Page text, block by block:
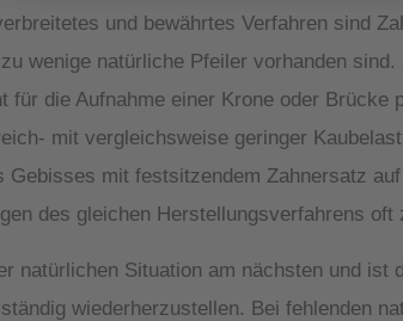
und bewährtes Verfahren sind
wenige natürliche Pfeiler vorhanden
für die Aufnahme einer Krone oder
mit vergleichsweise geringer
mit festsitzendem Zahnersatz
des gleichen Herstellungsverfahrens
natürlichen Situation am nächsten und
wiederherzustellen. Bei fehlenden